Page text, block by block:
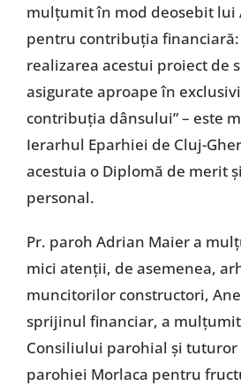
mulțumit în mod deosebit lui
pentru contribuția
realizarea acestui proiect de
asigurate aproape în
contribuția dânsului” – este
Ierarhul Eparhiei de Cluj-
acestuia o Diplomă de merit
personal.
Pr. paroh Adrian Maier a
mici atenții, de asemenea,
muncitorilor constructori,
sprijinul financiar, a
Consiliului parohial și
parohiei Morlaca pentru